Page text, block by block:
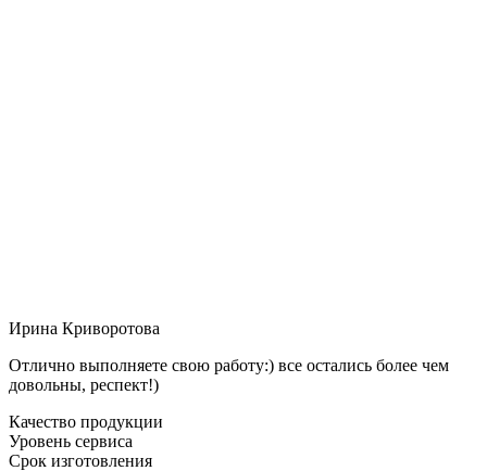
Ирина Криворотова
Отлично выполняете свою работу:) все остались более чем
довольны, респект!)
Качество продукции
Уровень сервиса
Срок изготовления